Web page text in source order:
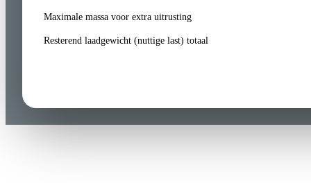
Maximale massa voor extra uitrusting
Resterend laadgewicht (nuttige last) totaal